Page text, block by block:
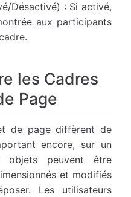
Désactivé) : Si activé,
aux participants
les Cadres
Page
de page diffèrent de
encore, sur un
objets peuvent être
et modifiés
Les utilisateurs